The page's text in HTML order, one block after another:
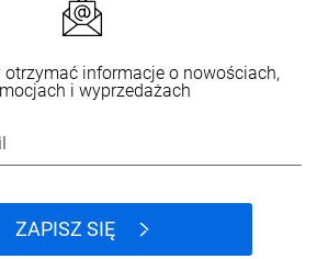
otrzymać informacje o nowościach,
i wyprzedażach
ZAPISZ SIĘ